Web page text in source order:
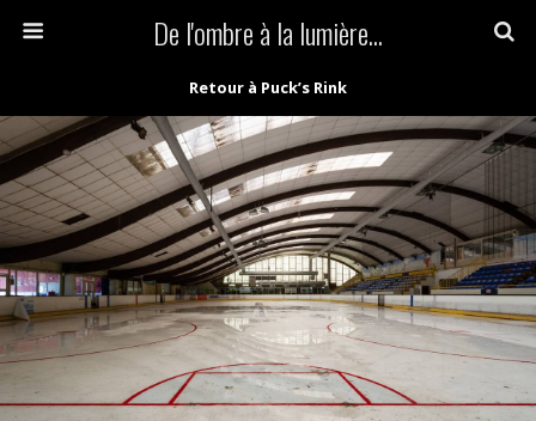
De l'ombre à la lumière...
Retour à Puck’s Rink